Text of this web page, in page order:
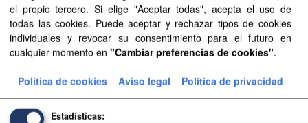
1 conjunto de datos encontrado
Etiquetas: cartografía Formatos:
SHP
Filtrar Resultados
el propio tercero. Si elige "Aceptar todas", acepta el uso de
todas las cookies. Puede aceptar y rechazar tipos de cookies
individuales y revocar su consentimiento para el futuro en
cualquier momento en "Cambiar preferencias de cookies".
Política de cookies Aviso legal Política de privacidad
Estadísticas